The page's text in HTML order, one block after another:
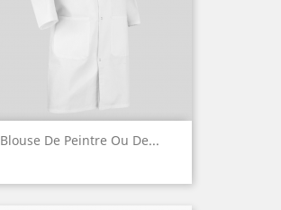
Blouse De Peintre Ou De...